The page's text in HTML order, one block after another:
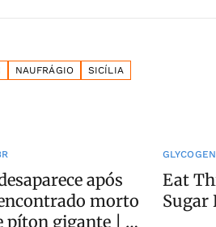
NAUFRÁGIO SICÍLIA